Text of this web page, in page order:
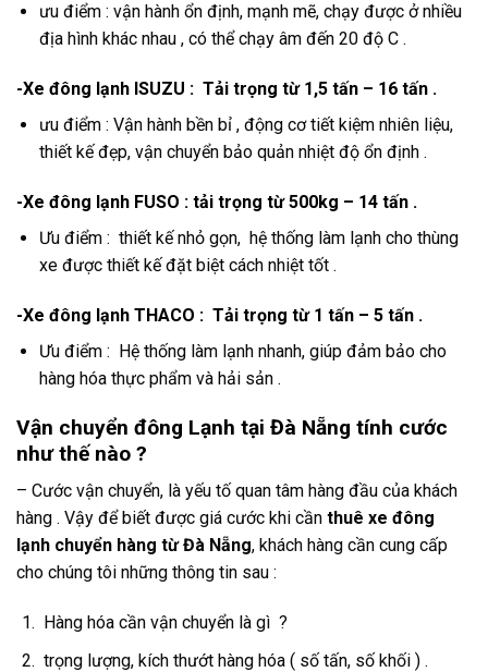
ưu điểm : vận hành ổn định, mạnh mẽ, chạy được ở nhiều
địa hình khác nhau , có thể chạy âm đến 20 độ C .
-Xe đông lạnh ISUZU : Tải trọng từ 1,5 tấn – 16 tấn .
ưu điểm : Vận hành bền bỉ , động cơ tiết kiệm nhiên liệu,
thiết kế đẹp, vận chuyển bảo quản nhiệt độ ổn định .
-Xe đông lạnh FUSO : tải trọng từ 500kg – 14 tấn .
Ưu điểm : thiết kế nhỏ gọn, hệ thống làm lạnh cho thùng
xe được thiết kế đặt biệt cách nhiệt tốt .
-Xe đông lạnh THACO : Tải trọng từ 1 tấn – 5 tấn .
Ưu điểm : Hệ thống làm lạnh nhanh, giúp đảm bảo cho
hàng hóa thực phẩm và hải sản .
Vận chuyển đông Lạnh tại Đà Nẵng tính cước
như thế nào ?
– Cước vận chuyển, là yếu tố quan tâm hàng đầu của khách
hàng . Vậy để biết được giá cước khi cần thuê xe đông
lạnh chuyển hàng từ Đà Nẵng, khách hàng cần cung cấp
cho chúng tôi những thông tin sau :
Hàng hóa cần vận chuyển là gì ?
trọng lượng, kích thướt hàng hóa ( số tấn, số khối ) .